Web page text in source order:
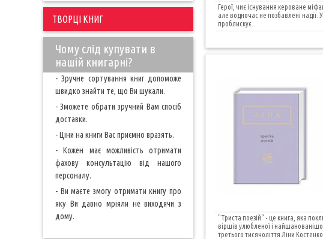
Герої, чиє існування кероване
але водночас не позбавлені надії.
проблискує...
"Триста поезій" - це книга, яка
віршів улюбленої і
третього тисячоліття Ліни
ТВОРЦІ КНИГ
Чому слід купувати в
нашій книгарні?
- Зручне сортування книг допоможе
швидко знайти те, що Ви шукали.
- Зможете обрати зручний Вам спосіб
доставки.
- Ціни на книги Вас приємно вразять.
- Кожен має можливість отримати
фахову консультацію від нашого
персоналу.
- Ви маєте змогу отримати книгу про
яку Ви давно мріяли не виходячи з
дому.